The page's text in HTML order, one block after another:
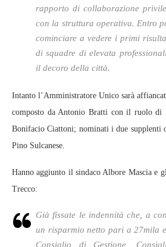
rapporto di collaborazione
con la struttura operativa. Entro
cominciare a vedere i primi
di squadre di elevata
il decoro della città.
Intanto l’Amministratore Unico sarà
composto da Antonio Bratti con il ruolo di
Bonifacio Ciattoni; nominati i due supplenti
Pino Sulcanese.
Hanno aggiunto il sindaco Albore Mascia e
Trecco:
Già fissate le indennità che, a
un risparmio netto pari a 27mila
Consiglio di Gestione,